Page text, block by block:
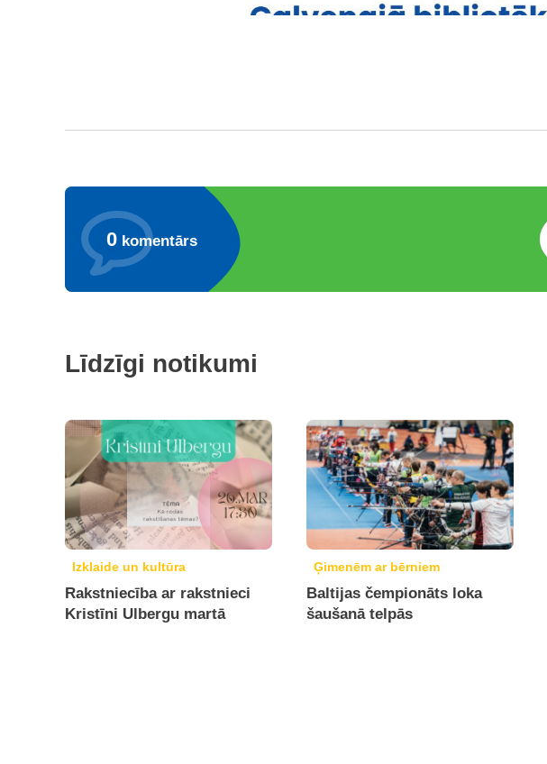
0 komentārs
Līdzīgi notikumi
Izklaide un kultūra
Rakstniecība ar rakstnieci
Kristīni Ulbergu martā
Ģimenēm ar bērniem
Baltijas čempionāts loka
šaušanā telpās